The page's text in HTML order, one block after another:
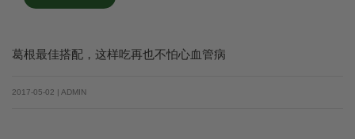
葛根最佳搭配，这样吃再也不怕心血管病
2017-05-02 | ADMIN